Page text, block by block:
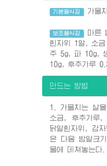
기본음식감 가물
보조음식감
마른
흰자위 1알, 소
주 5g, 파 10g,
10g, 후추가루
만드는 방법
1. 가물치는 살
소금, 후추가루
닭알흰자위, 감
은 다음 밤알크
물에 데쳐놓는다.